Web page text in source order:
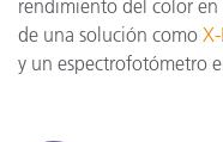
rendimiento del color en
de una solución como
y un espectrofotómetro